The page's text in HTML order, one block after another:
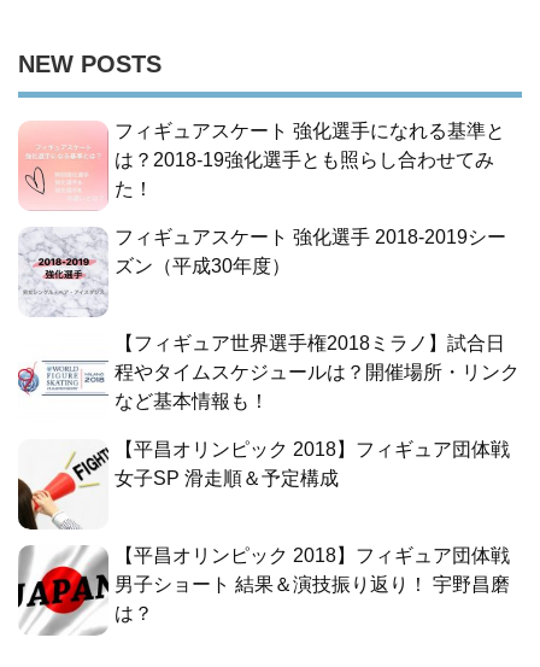
NEW POSTS
フィギュアスケート 強化選手になれる基準と
は？2018-19強化選手とも照らし合わせてみ
た！
フィギュアスケート 強化選手 2018-2019シー
ズン（平成30年度）
【フィギュア世界選手権2018ミラノ】試合日
程やタイムスケジュールは？開催場所・リンク
など基本情報も！
【平昌オリンピック 2018】フィギュア団体戦
女子SP 滑走順＆予定構成
【平昌オリンピック 2018】フィギュア団体戦
男子ショート 結果＆演技振り返り！ 宇野昌磨
は？